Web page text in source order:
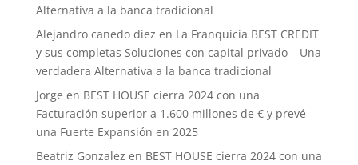
Alternativa a la banca tradicional
Alejandro canedo diez en La Franquicia BEST CREDIT
y sus completas Soluciones con capital privado – Una
verdadera Alternativa a la banca tradicional
Jorge en BEST HOUSE cierra 2024 con una
Facturación superior a 1.600 millones de € y prevé
una Fuerte Expansión en 2025
Beatriz Gonzalez en BEST HOUSE cierra 2024 con una